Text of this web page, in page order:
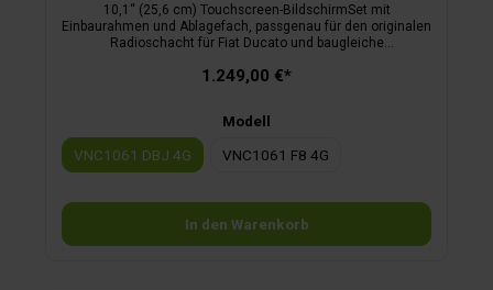
10,1“ (25,6 cm) Touchscreen-BildschirmSet mit
Einbaurahmen und Ablagefach, passgenau für den originalen
Radioschacht für Fiat Ducato und baugleiche
entspiegeltes Displaygroße Drehregler und
StreamingAndroid OS inkl. Google Play4G/LTE-
FunktionKamera Direkt-Taste2 USB Ports mit
LadefunktionMedia Connect iGO Primo Nextgen Camper
Navisoftware3 Jahre Live-Traffic inklusive
1.249,00 €*
Modell
VNC1061 DBJ 4G
VNC1061 F8 4G
In den Warenkorb